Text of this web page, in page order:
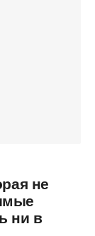
не
ни в